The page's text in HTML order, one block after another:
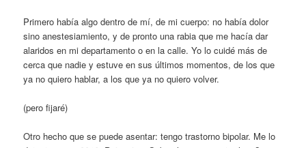
Primero había algo dentro de mí, de mi cuerpo: no había dolor
sino anestesiamiento, y de pronto una rabia que me hacía dar
alaridos en mi departamento o en la calle. Yo lo cuidé más de
cerca que nadie y estuve en sus últimos momentos, de los que
ya no quiero hablar, a los que ya no quiero volver.
(pero fijaré)
Otro hecho que se puede asentar: tengo trastorno bipolar. Me lo